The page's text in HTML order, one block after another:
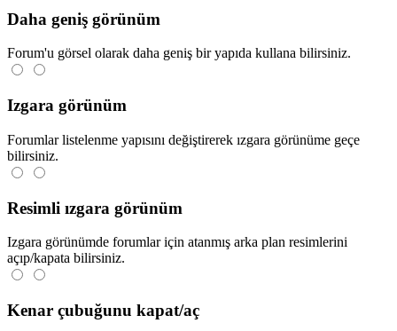
Daha geniş görünüm
Forum'u görsel olarak daha geniş bir yapıda kullana bilirsiniz.
Izgara görünüm
Forumlar listelenme yapısını değiştirerek ızgara görünüme geçe
bilirsiniz.
Resimli ızgara görünüm
Izgara görünümde forumlar için atanmış arka plan resimlerini
açıp/kapata bilirsiniz.
Kenar çubuğunu kapat/aç